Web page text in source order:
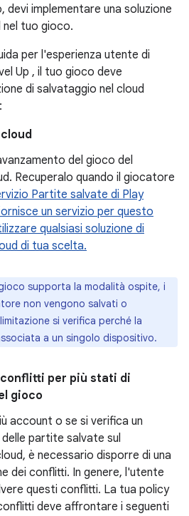
devi implementare una soluzione
nel tuo gioco.
per l'esperienza utente di
Up , il tuo gioco deve
di salvataggio nel cloud
del gioco del
Recuperalo quando il giocatore
Partite salvate di Play
un servizio per questo
qualsiasi soluzione di
di tua scelta.
supporta la modalità ospite, i
non vengono salvati o
si verifica perché la
a un singolo dispositivo.
per più stati di
gioco
account o se si verifica un
partite salvate sul
è necessario disporre di una
dei conflitti. In genere, l'utente
questi conflitti. La tua policy
deve affrontare i seguenti